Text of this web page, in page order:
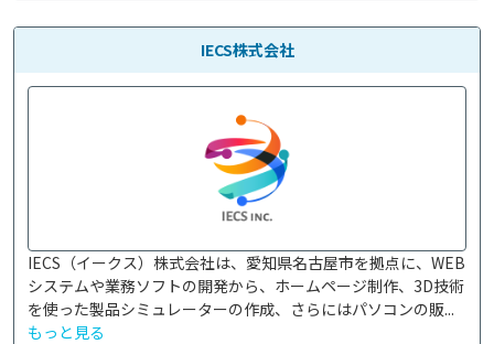
IECS株式会社
IECS（イークス）株式会社は、愛知県名古屋市を拠点に、WEB
システムや業務ソフトの開発から、ホームページ制作、3D技術
を使った製品シミュレーターの作成、さらにはパソコンの販...
もっと見る